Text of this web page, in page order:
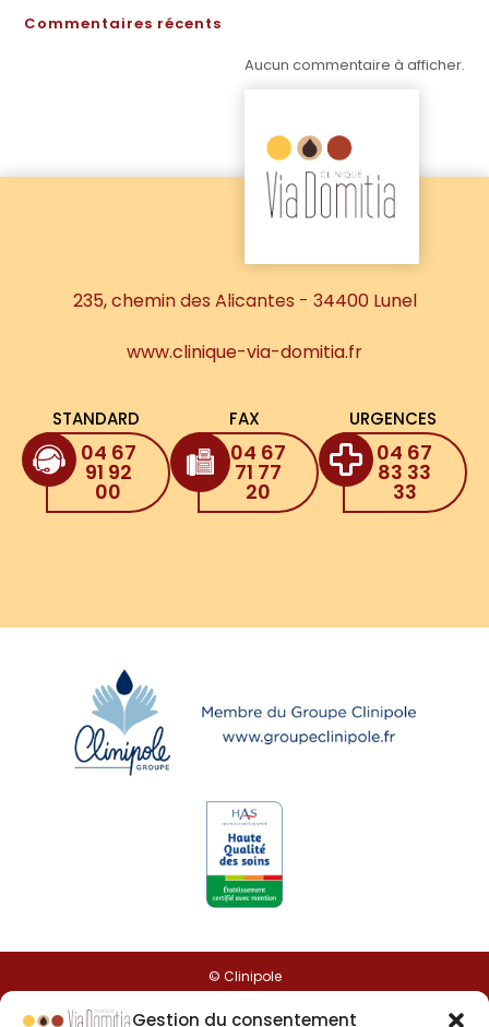
Gestion du consentement
Commentaires récents
Aucun commentaire à afficher.
235, chemin des Alicantes - 34400 Lunel
www.clinique-via-domitia.fr
STANDARD
04 67
91 92
00
FAX
04 67
71 77
20
URGENCES
04 67
83 33
33
© Clinipole